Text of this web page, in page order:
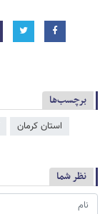
برچسب‌ها
استان کرمان
نظر شما